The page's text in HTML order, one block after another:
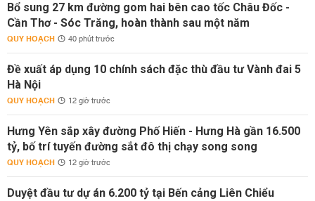
Bổ sung 27 km đường gom hai bên cao tốc Châu Đốc -
Cần Thơ - Sóc Trăng, hoàn thành sau một năm
QUY HOẠCH 40 phút trước
Đề xuất áp dụng 10 chính sách đặc thù đầu tư Vành đai 5
Hà Nội
QUY HOẠCH 12 giờ trước
Hưng Yên sắp xây đường Phố Hiến - Hưng Hà gần 16.500
tỷ, bố trí tuyến đường sắt đô thị chạy song song
QUY HOẠCH 12 giờ trước
Duyệt đầu tư dự án 6.200 tỷ tại Bến cảng Liên Chiểu